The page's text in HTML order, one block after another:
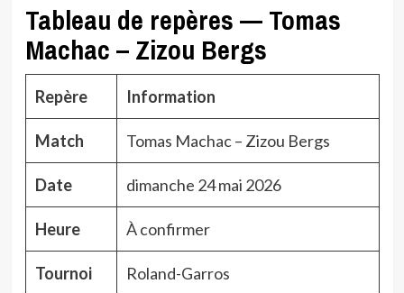
Tableau de repères — Tomas
Machac – Zizou Bergs
Repère Information
Match Tomas Machac – Zizou Bergs
Date dimanche 24 mai 2026
Heure À confirmer
Tournoi Roland-Garros